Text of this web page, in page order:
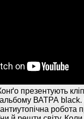
презентують
ВАТРА black.
робота